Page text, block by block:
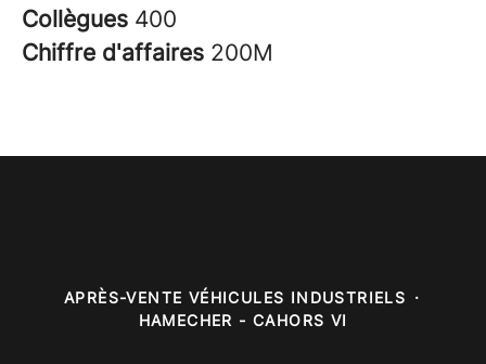
Collègues 400
Chiffre d'affaires 200M
APRÈS-VENTE VÉHICULES INDUSTRIELS ·
HAMECHER - CAHORS VI